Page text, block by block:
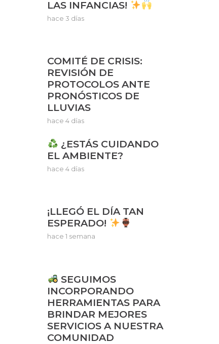
LAS INFANCIAS!
hace 3 días
COMITÉ DE CRISIS:
REVISIÓN DE
PROTOCOLOS ANTE
PRONÓSTICOS DE
LLUVIAS
hace 4 días
¿ESTÁS CUIDANDO
EL AMBIENTE?
hace 4 días
¡LLEGÓ EL DÍA TAN
ESPERADO!
hace 1 semana
SEGUIMOS
INCORPORANDO
HERRAMIENTAS PARA
BRINDAR MEJORES
SERVICIOS A NUESTRA
COMUNIDAD